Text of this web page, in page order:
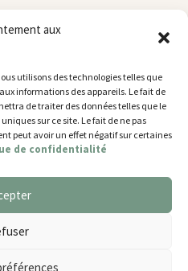
aux
utilisons des technologies telles que
informations des appareils. Le fait de
de traiter des données telles que le
sur ce site. Le fait de ne pas
peut avoir un effet négatif sur certaines
de confidentialité
vous offrir la meilleure
cookies we are using or